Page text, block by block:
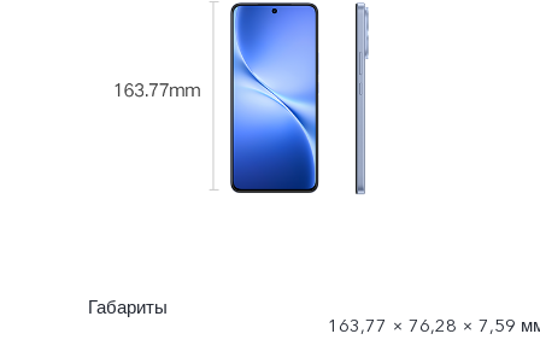
Габариты
163,77 × 76,28 × 7,59